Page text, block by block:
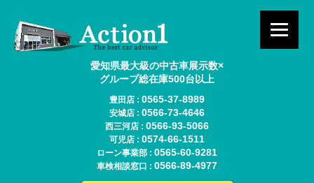
愛知県最大級の中古車展示数×
グループ総在庫500台以上
豊田店 : 0565-37-8989
安城店 : 0566-73-4646
西三河店 : 0566-93-5066
可児店 : 0574-66-1511
ローン事業部 : 0565-60-9281
車検相談窓口 : 0566-89-4977